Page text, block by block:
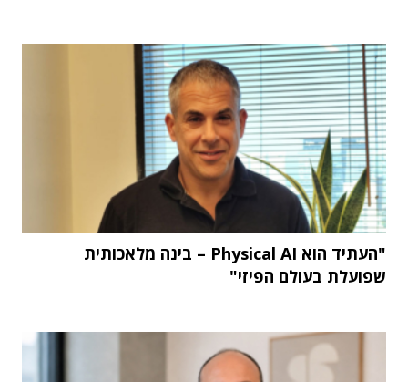
"העתיד הוא Physical AI – בינה מלאכותית
שפועלת בעולם הפיזי"